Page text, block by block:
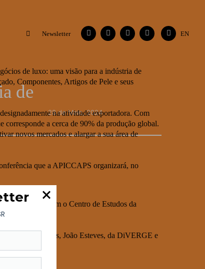
Newsletter FacebookInstagramVimeo Flickr Contactos
EN
de
28 de Maio, 2024
de luxo: uma visão para a indústria de
Componentes, Artigos de Pele e seus
na atividade exportadora. Com
corresponde a cerca de 90% da produção global.
novos mercados e alargar a sua área de
que a APICCAPS organizará, no
Também o Centro de Estudos da
Mariano Shoes, João Esteves, da DiVERGE e